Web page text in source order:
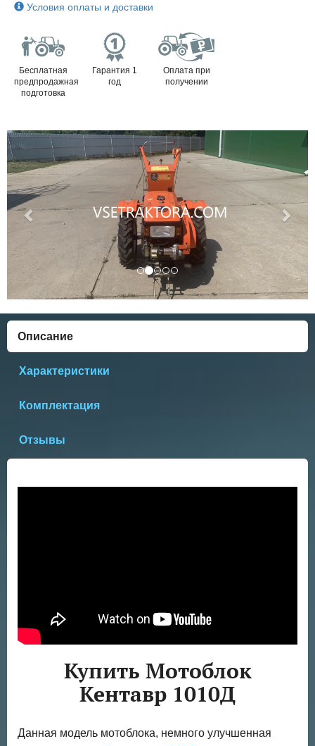
Условия оплаты и доставки
Бесплатная
предпродажная
подготовка
Гарантия 1
год
Оплата при
получении
Previous Next
Описание
Характеристики
Комплектация
Отзывы
Купить Мотоблок
Кентавр 1010Д
Данная модель мотоблока, немного улучшенная